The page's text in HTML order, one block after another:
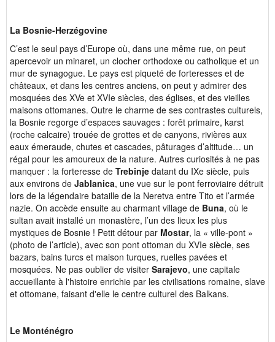
La Bosnie-Herzégovine
C’est le seul pays d’Europe où, dans une même rue, on peut
apercevoir un minaret, un clocher orthodoxe ou catholique et un
mur de synagogue. Le pays est piqueté de forteresses et de
châteaux, et dans les centres anciens, on peut y admirer des
mosquées des XVe et XVIe siècles, des églises, et des vieilles
maisons ottomanes. Outre le charme de ses contrastes culturels,
la Bosnie regorge d’espaces sauvages : forêt primaire, karst
(roche calcaire) trouée de grottes et de canyons, rivières aux
eaux émeraude, chutes et cascades, pâturages d’altitude… un
régal pour les amoureux de la nature. Autres curiosités à ne pas
manquer : la forteresse de Trebinje datant du IXe siècle, puis
aux environs de Jablanica, une vue sur le pont ferroviaire détruit
lors de la légendaire bataille de la Neretva entre Tito et l’armée
nazie. On accède ensuite au charmant village de Buna, où le
sultan avait installé un monastère, l’un des lieux les plus
mystiques de Bosnie ! Petit détour par Mostar, la « ville-pont »
(photo de l’article), avec son pont ottoman du XVIe siècle, ses
bazars, bains turcs et maison turques, ruelles pavées et
mosquées. Ne pas oublier de visiter Sarajevo, une capitale
accueillante à l'histoire enrichie par les civilisations romaine, slave
et ottomane, faisant d'elle le centre culturel des Balkans.
Le Monténégro